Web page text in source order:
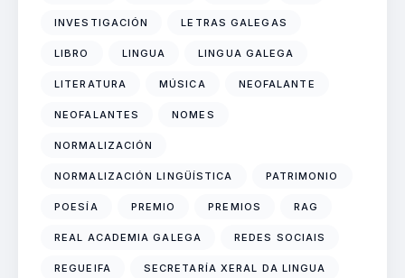
INVESTIGACIÓN LETRAS GALEGAS
LIBRO LINGUA LINGUA GALEGA
LITERATURA MÚSICA NEOFALANTE
NEOFALANTES NOMES
NORMALIZACIÓN
NORMALIZACIÓN LINGÜÍSTICA PATRIMONIO
POESÍA PREMIO PREMIOS RAG
REAL ACADEMIA GALEGA REDES SOCIAIS
REGUEIFA SECRETARÍA XERAL DA LINGUA